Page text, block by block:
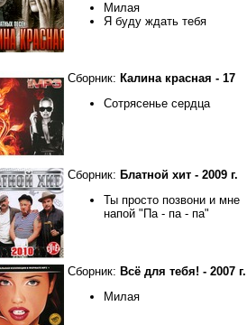
Милая
Я буду ждать тебя
Сборник: Калина красная - 17
Сотрясенье сердца
Сборник: Блатной хит - 2009 г.
Ты просто позвони и мне
напой "Па - па - па"
Сборник: Всё для тебя! - 2007 г.
Милая